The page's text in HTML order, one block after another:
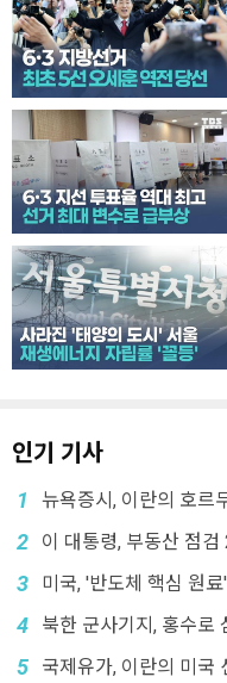
인기 기사
1 뉴욕증시, 이란의 호르
2 이 대통령, 부동산 점
3 미국, '반도체 핵심 원
4 북한 군사기지, 홍수로
5 국제유가, 이란의 미국